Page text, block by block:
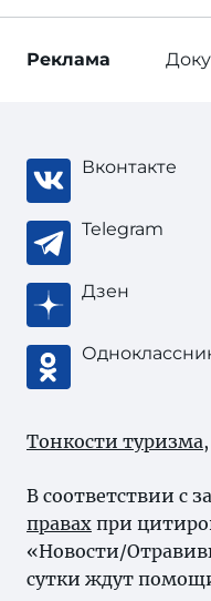
Реклама
Вконтакте
Telegram
Дзен
Тонкости туризма
В соответствии с
правах при
«Новости/
сутки ждут